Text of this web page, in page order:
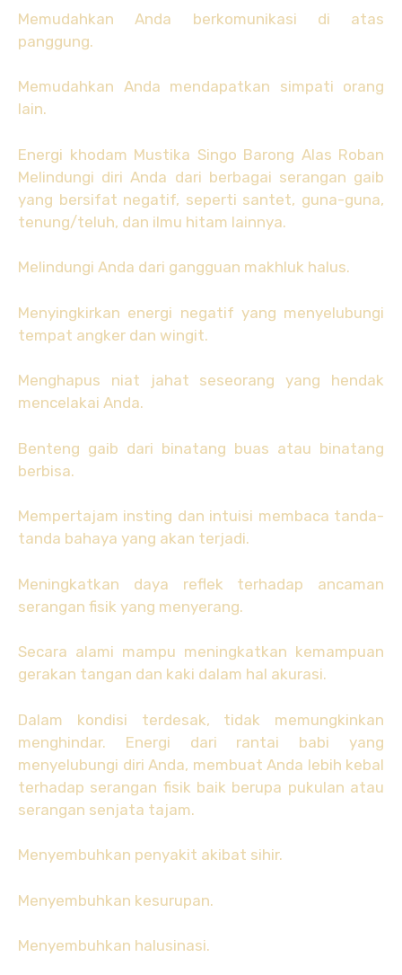
Memudahkan Anda berkomunikasi di atas
panggung.
Memudahkan Anda mendapatkan simpati orang
lain.
Energi khodam Mustika Singo Barong Alas Roban
Melindungi diri Anda dari berbagai serangan gaib
yang bersifat negatif, seperti santet, guna-guna,
tenung/teluh, dan ilmu hitam lainnya.
Melindungi Anda dari gangguan makhluk halus.
Menyingkirkan energi negatif yang menyelubungi
tempat angker dan wingit.
Menghapus niat jahat seseorang yang hendak
mencelakai Anda.
Benteng gaib dari binatang buas atau binatang
berbisa.
Mempertajam insting dan intuisi membaca tanda-
tanda bahaya yang akan terjadi.
Meningkatkan daya reflek terhadap ancaman
serangan fisik yang menyerang.
Secara alami mampu meningkatkan kemampuan
gerakan tangan dan kaki dalam hal akurasi.
Dalam kondisi terdesak, tidak memungkinkan
menghindar. Energi dari rantai babi yang
menyelubungi diri Anda, membuat Anda lebih kebal
terhadap serangan fisik baik berupa pukulan atau
serangan senjata tajam.
Menyembuhkan penyakit akibat sihir.
Menyembuhkan kesurupan.
Menyembuhkan halusinasi.